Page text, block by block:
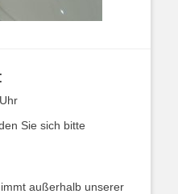
Sie sich bitte
außerhalb unserer